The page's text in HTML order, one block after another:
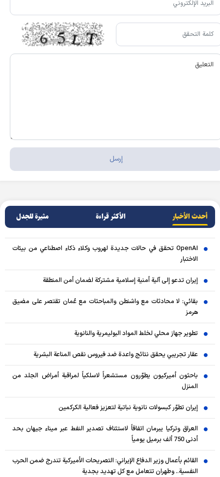
أحدث الأخبار الأکثر قراءة مثيرة للجدل
OpenAI تحقق في حالات جديدة لهروب وكلاء ذكاء اصطناعي من بيئات
الاختبار
إيران تدعو إلى آلية أمنية إسلامية مشتركة لضمان أمن المنطقة
بقائي: لا محادثات مع واشنطن والمباحثات مع عُمان تقتصر على مضيق
هرمز
تطوير جهاز محلي لخلط المواد البوليمرية والنانوية
عقار تجريبي يحقق نتائج واعدة ضد فيروس نقص المناعة البشرية
باحثون أميركيون يطوّرون مستشعراً لاسلكياً لمراقبة أمراض الجلد من
المنزل
إيران تطوّر كبسولات نانوية نباتية لتعزيز فعالية الكركمين
العراق وتركيا يبرمان اتفاقاً لاستئناف تصدير النفط عبر ميناء جيهان بحد
أدنى 750 ألف برميل يومياً
القائم بأعمال وزير الدفاع الإيراني: التصريحات الأميركية تندرج ضمن الحرب
النفسية.. وطهران تتعامل مع كل تهديد بجدية